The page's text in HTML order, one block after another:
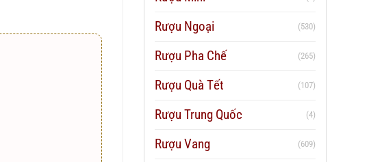
Rượu Ngoại (530)
Rượu Pha Chế (265)
Rượu Quà Tết (107)
Rượu Trung Quốc (4)
Rượu Vang (609)